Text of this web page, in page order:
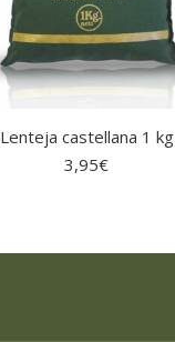
Lenteja castellana 1 kg
3,95€